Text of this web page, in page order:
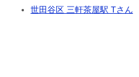
世田谷区 三軒茶屋駅 Tさん